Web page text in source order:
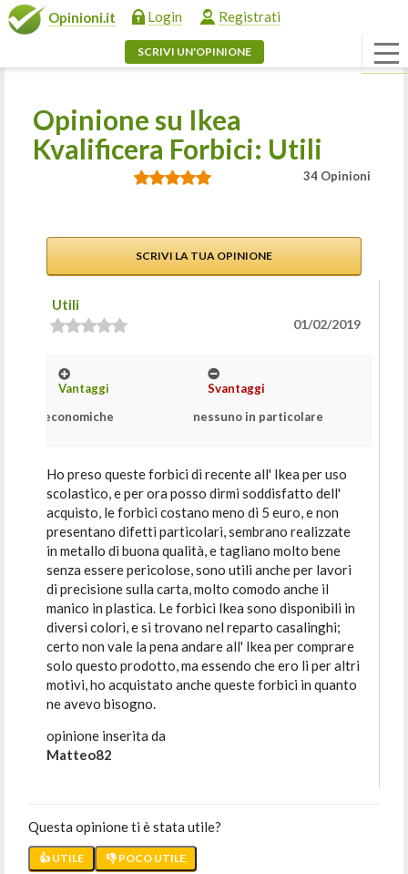
Opinioni.it Login Registrati
SCRIVI UN'OPINIONE
Opinione su Ikea
Kvalificera Forbici: Utili
34 Opinioni
SCRIVI LA TUA OPINIONE
Utili
01/02/2019
Vantaggi
economiche
Svantaggi
nessuno in particolare
Ho preso queste forbici di recente all' Ikea per uso
scolastico, e per ora posso dirmi soddisfatto dell'
acquisto, le forbici costano meno di 5 euro, e non
presentano difetti particolari, sembrano realizzate
in metallo di buona qualità, e tagliano molto bene
senza essere pericolose, sono utili anche per lavori
di precisione sulla carta, molto comodo anche il
manico in plastica. Le forbici Ikea sono disponibili in
diversi colori, e si trovano nel reparto casalinghi;
certo non vale la pena andare all' Ikea per comprare
solo questo prodotto, ma essendo che ero li per altri
motivi, ho acquistato anche queste forbici in quanto
ne avevo bisogno.
opinione inserita da
Matteo82
Questa opinione ti è stata utile?
👍 UTILE 👎 POCO UTILE